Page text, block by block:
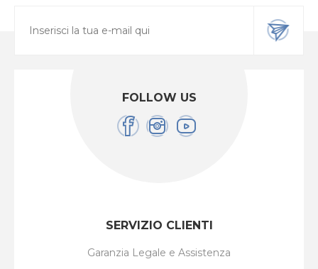
FOLLOW US
SERVIZIO CLIENTI
Garanzia Legale e Assistenza